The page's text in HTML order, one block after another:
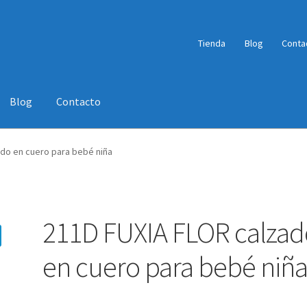
Tienda Blog
Blog Contacto
Tienda Wishlist
en cuero para bebé niña
211D FUXIA FLOR
en cuero para bebé niña